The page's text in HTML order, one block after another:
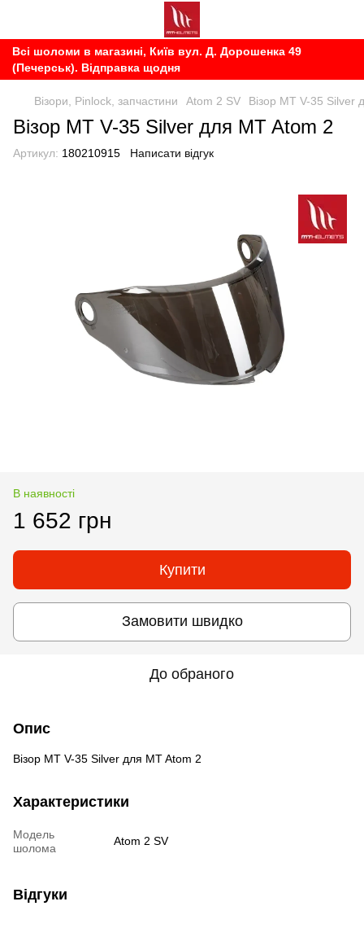
Всі шоломи в магазині, Київ вул. Д. Дорошенка 49
(Печерськ). Відправка щодня
Візори, Pinlock, запчастини Atom 2 SV Візор MT V-35 Silver
Візор MT V-35 Silver для MT Atom 2
Артикул: 180210915 Написати відгук
В наявності
1 652 грн
Купити
Замовити швидко
До обраного
Опис
Візор MT V-35 Silver для MT Atom 2
Характеристики
Модель
шолома
Atom 2 SV
Відгуки